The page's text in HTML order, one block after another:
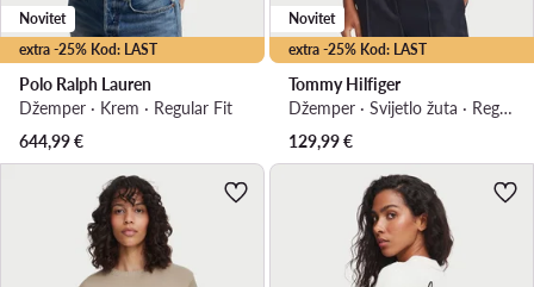
extra -25% Kod: LAST
Novitet
Polo Ralph Lauren
Džemper · Krem · Regular Fit
644,99€
extra -25% Kod: LAST
Novitet
Tommy Hilfiger
Džemper · Svijetlo žuta · Regular Fit
129,99€